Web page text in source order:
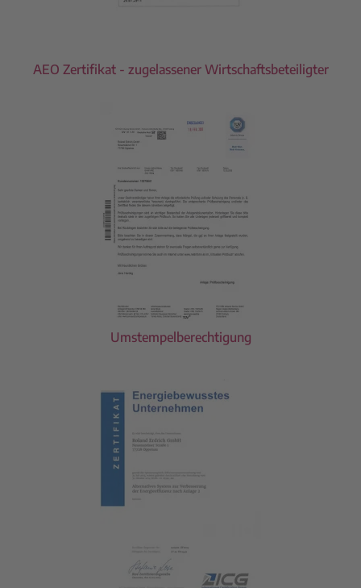
AEO Zertifikat - zugelassener Wirtschaftsbeteiligter
Umstempelberechtigung